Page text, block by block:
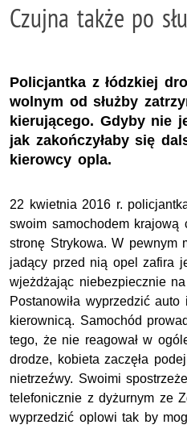
Czujna także po
Policjantka z łódzkiej
wolnym od służby
kierującego. Gdyby nie
jak zakończyłaby się
kierowcy opla.
22 kwietnia 2016 r.
swoim samochodem krajową
stronę Strykowa. W pewnym
jadący przed nią opel zafira
wjeżdżając niebezpiecznie
Postanowiła wyprzedzić
kierownicą. Samochód
tego, że nie reagował w
drodze, kobieta zaczęła
nietrzeźwy. Swoimi
telefonicznie z dyżurnym ze
wyprzedzić oplowi tak by